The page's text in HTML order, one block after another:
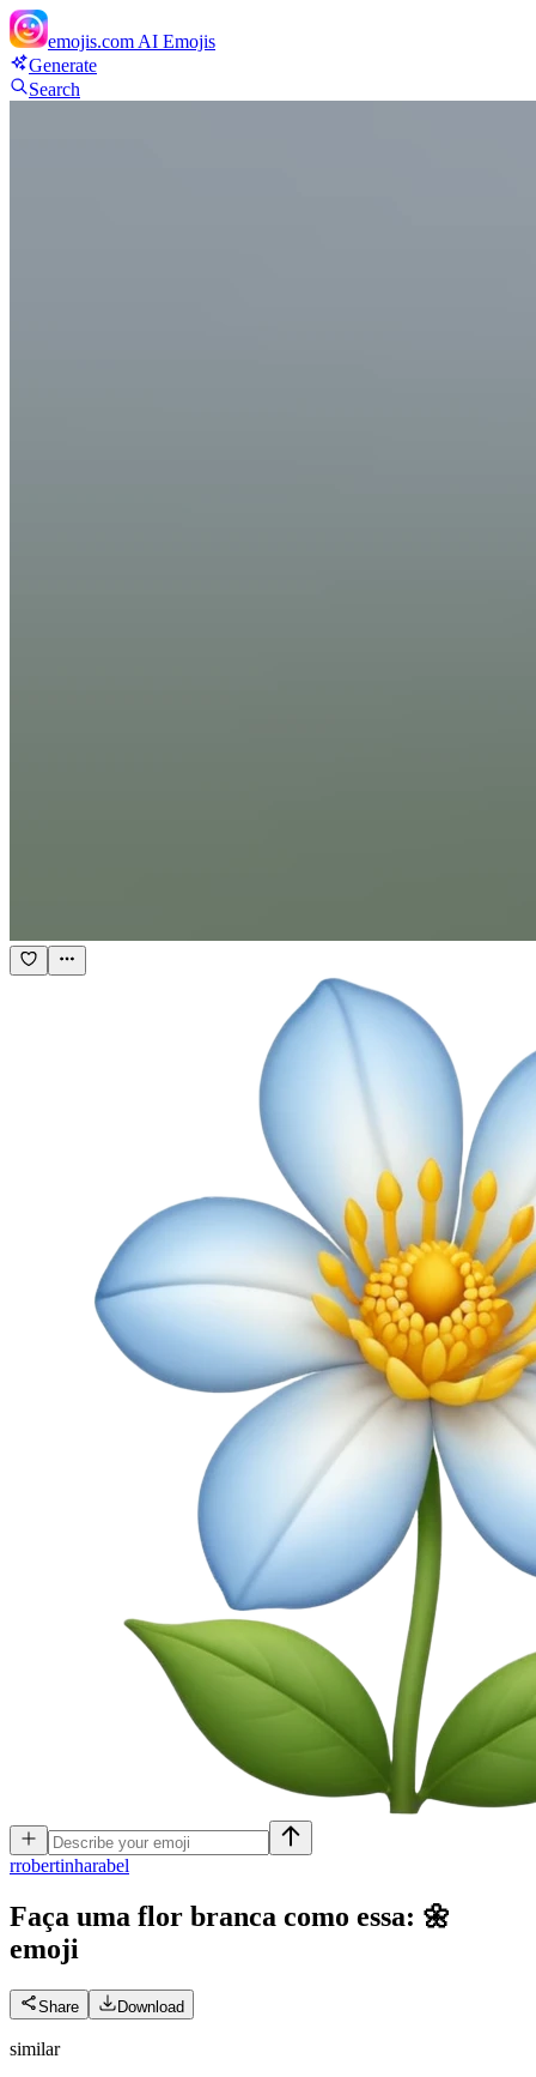
emojis.com AI Emojis
Generate
Search
rrobertinharabel
Faça uma flor branca como essa: 🌼
emoji
Share Download
similar